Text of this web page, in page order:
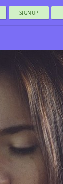
SIGNUP